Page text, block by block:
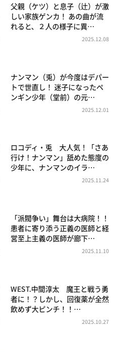
ナ「なんでやねん！？」
義のミカタ
父親（ケツ）と息子（辻）が激
しい家族ゲンカ！ あの曲が流
れると、２人の様子に異…
2025.12.08
ナンマン（兎）が今度はデパー
トで世直し！ 迷子になったペ
ンギン少年（堂前）の元…
2025.12.01
ロコディ・兎 大人気！「さあ
行け！ナンマン」舐めた態度の
少年に、ナンマンのイラ…
2025.11.24
「派閥争い」舞台は大病院！！
患者に寄り添う正義の医師と経
営至上主義の医師が廊下…
2025.11.10
WEST.中間淳太 魔王と戦う勇
者に！？しかし、回復薬が全然
飲めず大ピンチ！！…
2025.10.27